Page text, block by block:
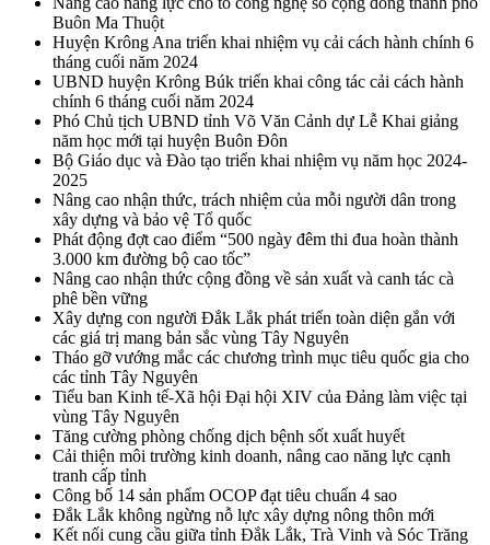
Buôn Ma Thuột
Huyện Krông Ana triển khai nhiệm vụ cải cách hành chính 6
tháng cuối năm 2024
UBND huyện Krông Búk triển khai công tác cải cách hành
chính 6 tháng cuối năm 2024
Phó Chủ tịch UBND tỉnh Võ Văn Cảnh dự Lễ Khai giảng
năm học mới tại huyện Buôn Đôn
Bộ Giáo dục và Đào tạo triển khai nhiệm vụ năm học 2024-
2025
Nâng cao nhận thức, trách nhiệm của mỗi người dân trong
xây dựng và bảo vệ Tổ quốc
Phát động đợt cao điểm “500 ngày đêm thi đua hoàn thành
3.000 km đường bộ cao tốc”
Nâng cao nhận thức cộng đồng về sản xuất và canh tác cà
phê bền vững
Xây dựng con người Đắk Lắk phát triển toàn diện gắn với
các giá trị mang bản sắc vùng Tây Nguyên
Tháo gỡ vướng mắc các chương trình mục tiêu quốc gia cho
các tỉnh Tây Nguyên
Tiểu ban Kinh tế-Xã hội Đại hội XIV của Đảng làm việc tại
vùng Tây Nguyên
Tăng cường phòng chống dịch bệnh sốt xuất huyết
Cải thiện môi trường kinh doanh, nâng cao năng lực cạnh
tranh cấp tỉnh
Công bố 14 sản phẩm OCOP đạt tiêu chuẩn 4 sao
Đắk Lắk không ngừng nỗ lực xây dựng nông thôn mới
Kết nối cung cầu giữa tỉnh Đắk Lắk, Trà Vinh và Sóc Trăng